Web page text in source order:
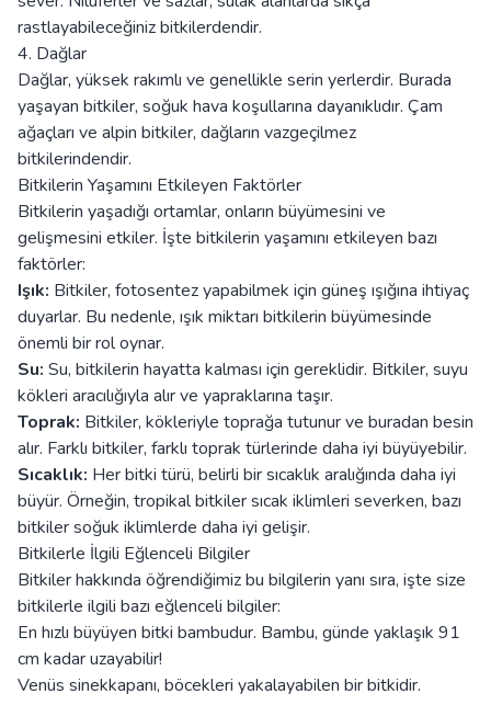
rastlayabileceğiniz bitkilerdendir.
4. Dağlar
Dağlar, yüksek rakımlı ve genellikle serin yerlerdir. Burada
yaşayan bitkiler, soğuk hava koşullarına dayanıklıdır. Çam
ağaçları ve alpin bitkiler, dağların vazgeçilmez
bitkilerindendir.
Bitkilerin Yaşamını Etkileyen Faktörler
Bitkilerin yaşadığı ortamlar, onların büyümesini ve
gelişmesini etkiler. İşte bitkilerin yaşamını etkileyen bazı
faktörler:
Işık: Bitkiler, fotosentez yapabilmek için güneş ışığına ihtiyaç
duyarlar. Bu nedenle, ışık miktarı bitkilerin büyümesinde
önemli bir rol oynar.
Su: Su, bitkilerin hayatta kalması için gereklidir. Bitkiler, suyu
kökleri aracılığıyla alır ve yapraklarına taşır.
Toprak: Bitkiler, kökleriyle toprağa tutunur ve buradan besin
alır. Farklı bitkiler, farklı toprak türlerinde daha iyi büyüyebilir.
Sıcaklık: Her bitki türü, belirli bir sıcaklık aralığında daha iyi
büyür. Örneğin, tropikal bitkiler sıcak iklimleri severken, bazı
bitkiler soğuk iklimlerde daha iyi gelişir.
Bitkilerle İlgili Eğlenceli Bilgiler
Bitkiler hakkında öğrendiğimiz bu bilgilerin yanı sıra, işte size
bitkilerle ilgili bazı eğlenceli bilgiler:
En hızlı büyüyen bitki bambudur. Bambu, günde yaklaşık 91
cm kadar uzayabilir!
Venüs sinekkapanı, böcekleri yakalayabilen bir bitkidir.